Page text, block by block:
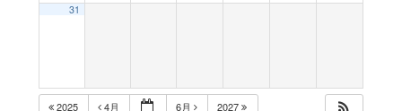
31
2025 4月 6月 2027
5:00 AM